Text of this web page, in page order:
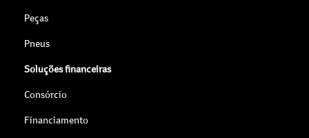
Peças
Pneus
Soluções financeiras
Consórcio
Financiamento